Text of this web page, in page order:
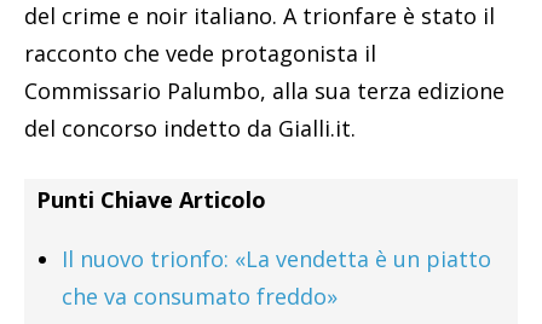
del crime e noir italiano. A trionfare è stato il
racconto che vede protagonista il
Commissario Palumbo, alla sua terza edizione
del concorso indetto da Gialli.it.
Punti Chiave Articolo
Il nuovo trionfo: «La vendetta è un piatto
che va consumato freddo»